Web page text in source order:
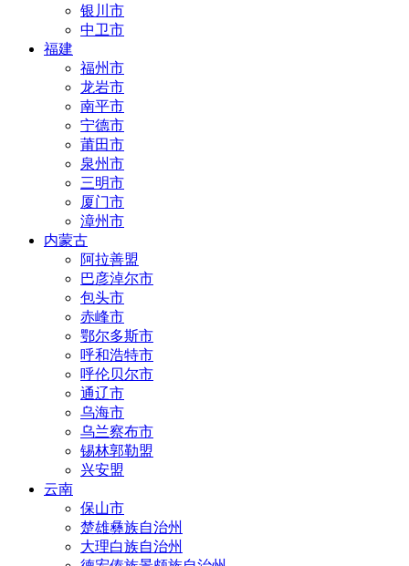
银川市
中卫市
福建
福州市
龙岩市
南平市
宁德市
莆田市
泉州市
三明市
厦门市
漳州市
内蒙古
阿拉善盟
巴彦淖尔市
包头市
赤峰市
鄂尔多斯市
呼和浩特市
呼伦贝尔市
通辽市
乌海市
乌兰察布市
锡林郭勒盟
兴安盟
云南
保山市
楚雄彝族自治州
大理白族自治州